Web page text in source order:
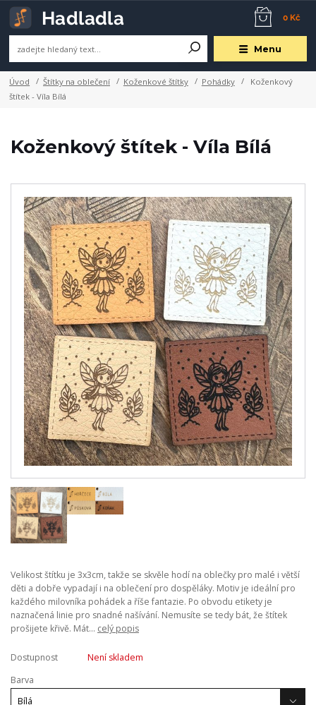
Menu
0 Kč
Úvod Štítky na oblečení Koženkové štítky Pohádky
Koženkový
štítek - Víla Bílá
Koženkový štítek - Víla Bílá
Velikost štítku je 3x3cm, takže se skvěle hodí na oblečky pro malé i větší
děti a dobře vypadají i na oblečení pro dospěláky. Motiv je ideální pro
každého milovníka pohádek a říše fantazie. Po obvodu etikety je
naznačená linie pro snadné našívání. Nemusíte se tedy bát, že štítek
prošijete křivě. Mát... celý popis
Dostupnost
Není skladem
Barva